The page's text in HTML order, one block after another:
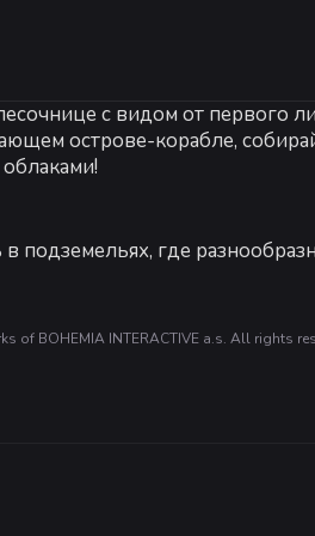
с видом от первого
острове-корабле,
где
в битве с
вашим убежищем, но и
предметы первой
of BOHEMIA INTERACTIVE a.s. All rights
Recommended
64-
ОС: 64-bit
Сеть: